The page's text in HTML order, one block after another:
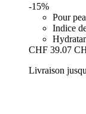
-15%
Pour
Indice
CHF 39.07
Livraison